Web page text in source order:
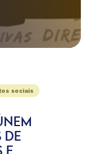
sociais
DE
E